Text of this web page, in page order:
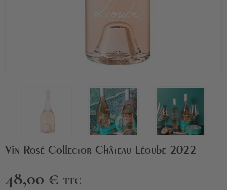
Vin Rosé Collector Château Léoube 2022
48,00 € TTC